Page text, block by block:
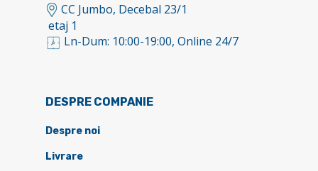
CC Jumbo, Decebal 23/1
etaj 1
Ln-Dum: 10:00-19:00, Online 24/7
DESPRE COMPANIE
Despre noi
Livrare